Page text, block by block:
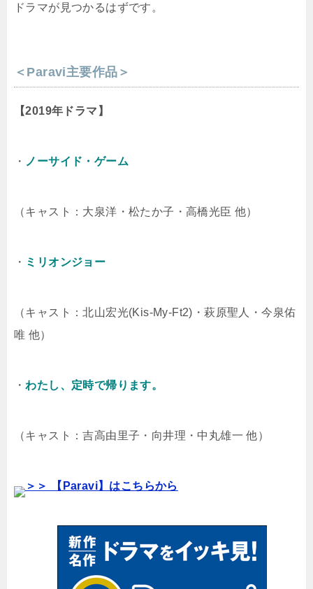
ドラマが見つかるはずです。
＜Paravi主要作品＞
【2019年ドラマ】
・ ノーサイド・ゲーム
（キャスト：大泉洋・松たか子・高橋光臣 他）
・ ミリオンジョー
（キャスト：北山宏光(Kis-My-Ft2)・萩原聖人・今泉佑
唯 他）
・わたし、定時で帰ります。
（キャスト：吉高由里子・向井理・中丸雄一 他）
＞＞ 【Paravi】はこちらから